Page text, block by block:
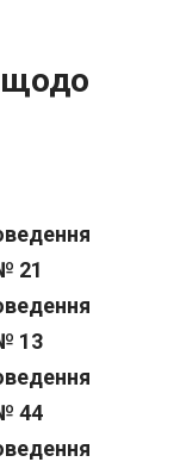
21
13
44